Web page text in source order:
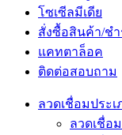
โซเซีลมีเดีย
สั่งซื้อสินค้า/ชำ
แคทตาล็อค
ติดต่อสอบถาม
ลวดเชื่อมประเ
ลวดเชื่อ